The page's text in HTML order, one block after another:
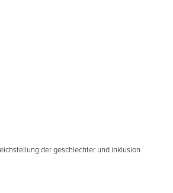
der geschlechter und inklusion